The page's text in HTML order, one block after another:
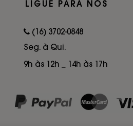
LIGUE PARA NÓS
(16) 3702-0848
Seg. à Qui.
9h às 12h _ 14h às 17h